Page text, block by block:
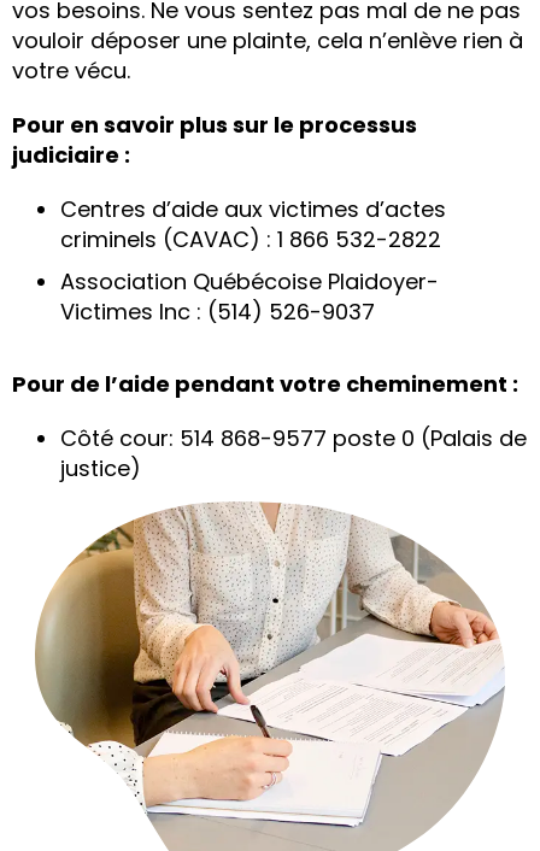
vos besoins. Ne vous sentez pas mal de ne pas
vouloir déposer une plainte, cela n’enlève rien à
votre vécu.
Pour en savoir plus sur le processus
judiciaire :
Centres d’aide aux victimes d’actes
criminels (CAVAC) : 1 866 532-2822
Association Québécoise Plaidoyer-
Victimes Inc : (514) 526-9037
Pour de l’aide pendant votre cheminement :
Côté cour: 514 868-9577 poste 0 (Palais de
justice)